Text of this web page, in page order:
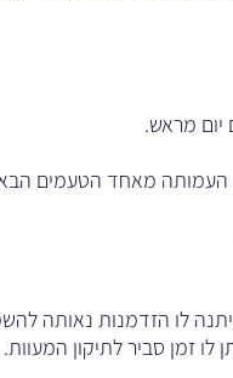
העמותה מאחד הטעמים
לו הזדמנות נאותה